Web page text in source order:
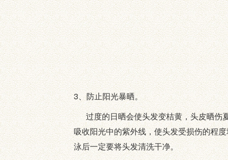
3、防止阳光暴晒。
过度的日晒会使头发变桔黄，头皮晒伤夏
吸收阳光中的紫外线，使头发受损伤的程
泳后一定要将头发清洗干净。